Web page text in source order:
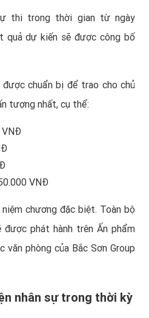
thi trong thời gian từ ngày
dự kiến sẽ được công bố
được chuẩn bị để trao cho chủ
tượng nhất, cụ thể:
VNĐ
VNĐ
chương đặc biệt. Toàn bộ
phát hành trên Ấn phẩm
phòng của Bắc Sơn Group
nhân sự trong thời kỳ